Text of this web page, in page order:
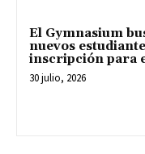
El Gymnasium
nuevos
inscripción para
30 julio, 2026